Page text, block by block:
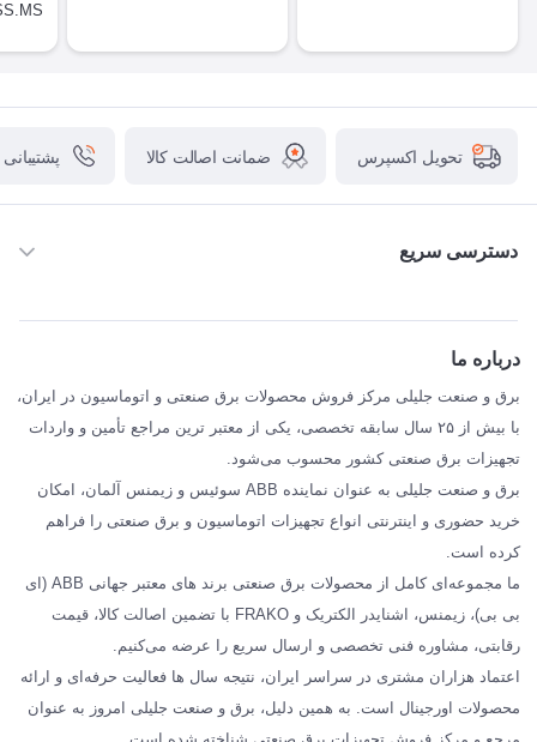
تحویل اکسپرس ضمانت اصالت کالا
دسترسی سریع
SCHNEIDER
فراکو FRAKO
مقالات تخصصی برق صنعتی
درباره ما
برق و صنعت جلیلی مرکز فروش محصولات برق صنعتی و اتوماسیون در ایران،
با بیش از ۲۵ سال سابقه تخصصی، یکی از معتبر ترین مراجع تأمین و واردات
تجهیزات برق صنعتی کشور محسوب می‌شود.
برق و صنعت جلیلی به عنوان نماینده ABB سوئیس و زیمنس آلمان، امکان
خرید حضوری و اینترنتی انواع تجهیزات اتوماسیون و برق صنعتی را فراهم
کرده است.
ما مجموعه‌ای کامل از محصولات برق صنعتی برند های معتبر جهانی ABB (ای
بی بی)، زیمنس، اشنایدر الکتریک و FRAKO با تضمین اصالت کالا، قیمت
رقابتی، مشاوره فنی تخصصی و ارسال سریع را عرضه می‌کنیم.
اعتماد هزاران مشتری در سراسر ایران، نتیجه سال ها فعالیت حرفه‌ای و ارائه
محصولات اورجینال است. به همین دلیل، برق و صنعت جلیلی امروز به عنوان